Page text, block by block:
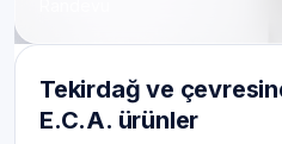
Tekirdağ ve
E.C.A. ürünler